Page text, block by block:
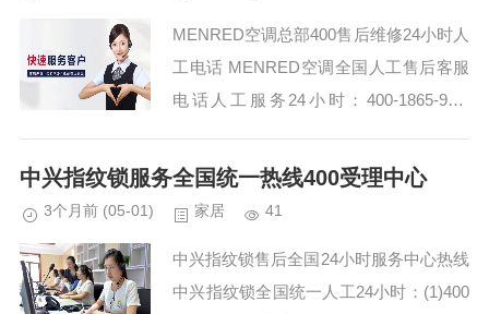
MENRED空调总部400售后维修24小时人
工电话 MENRED空调全国人工售后客服
电话人工服务24小时：400-1865-909
用户...
中兴指纹锁服务全国统一热线400受理中心
3个月前 (05-01) 家居 41
中兴指纹锁售后全国24小时服务中心热线
中兴指纹锁全国统一人工24小时：(1)400